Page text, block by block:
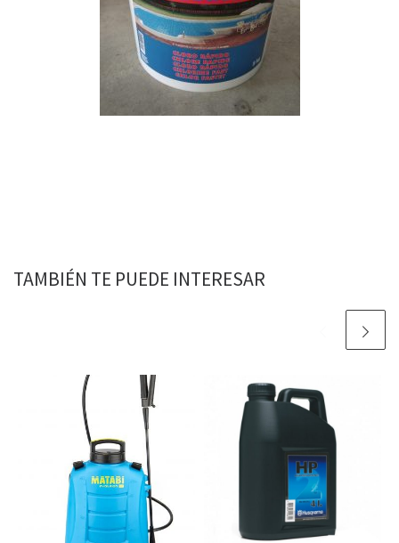
TAMBIÉN TE PUEDE INTERESAR